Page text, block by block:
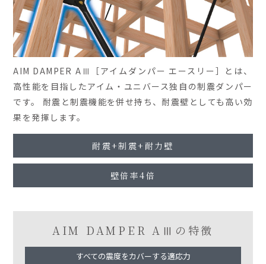
AIM DAMPER AⅢ［アイムダンパー エースリー］とは、
高性能を目指したアイム・ユニバース独自の制震ダンパー
です。 耐震と制震機能を併せ持ち、耐震壁としても高い効
果を発揮します。
耐震+制震+耐力壁
壁倍率4倍
AIM DAMPER AⅢの特徴
すべての震度をカバーする適応力